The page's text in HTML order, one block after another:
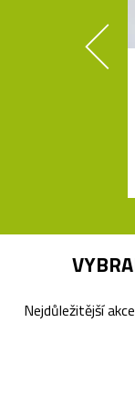
Nejdůležitější